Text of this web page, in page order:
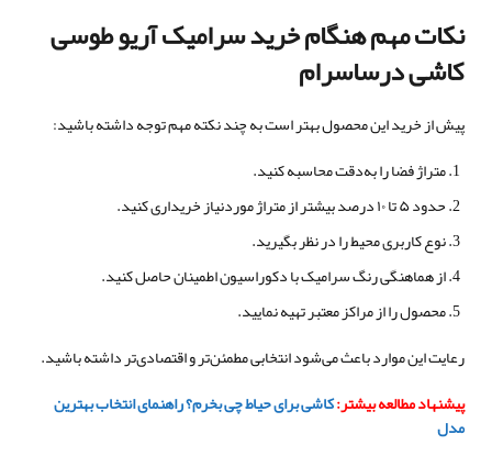
نکات مهم هنگام خرید سرامیک آریو طوسی
کاشی درساسرام
پیش از خرید این محصول بهتر است به چند نکته مهم توجه داشته باشید:
متراژ فضا را به‌دقت محاسبه کنید.
حدود ۵ تا ۱۰ درصد بیشتر از متراژ موردنیاز خریداری کنید.
نوع کاربری محیط را در نظر بگیرید.
از هماهنگی رنگ سرامیک با دکوراسیون اطمینان حاصل کنید.
محصول را از مراکز معتبر تهیه نمایید.
رعایت این موارد باعث می‌شود انتخابی مطمئن‌تر و اقتصادی‌تر داشته باشید.
پیشنهاد مطالعه بیشتر:کاشی برای حیاط چی بخرم؟ راهنمای انتخاب بهترین
مدل